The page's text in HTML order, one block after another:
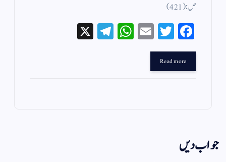
ص: (421 )
Fa
ce
bo
ok
T
wi
r
E
m
W
ha
Te
le
Read more
جواب دیں